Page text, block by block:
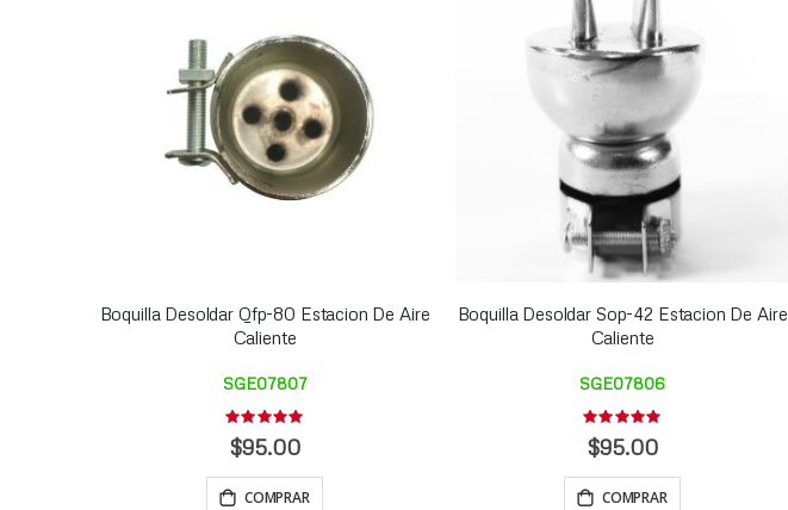
Boquilla Desoldar Qfp-80 Estacion De Aire
Caliente
SGE07807
Rating:
0%
$95.00
COMPRAR
Boquilla Desoldar Sop-42 Estacion De Aire
Caliente
SGE07806
Rating:
0%
$95.00
COMPRAR